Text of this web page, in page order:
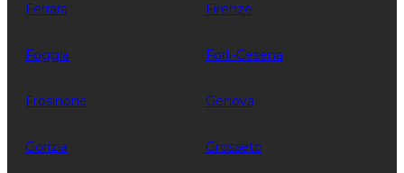
Ferrara Firenze
Foggia Forli-Cesena
Frosinone Genova
Gorizia Grosseto